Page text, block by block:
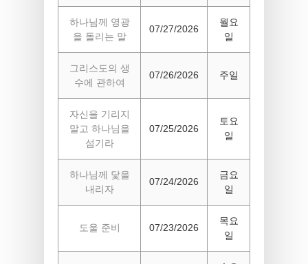
하나님께 영광
을 돌리는 말
07/27/2026
월요
일
그리스도의 생
수에 관하여
07/26/2026 주일
자신을 기리지
말고 하나님을
섬기라
07/25/2026
토요
일
하나님께 닻을
내리자
07/24/2026
금요
일
도울 준비 07/23/2026
목요
일